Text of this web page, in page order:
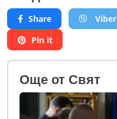
Share Viber
Pin it
Oще от Свят